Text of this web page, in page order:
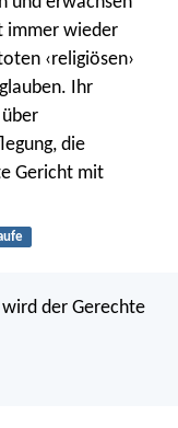
immer wieder
‹religiösen›
Ihr
die
Gericht mit
der Gerechte